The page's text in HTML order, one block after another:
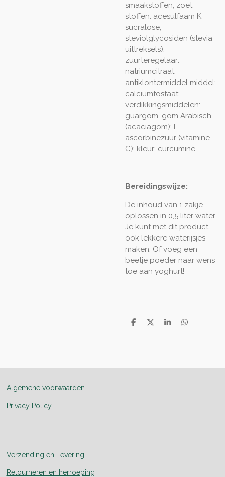
smaakstoffen; zoet
stoffen: acesulfaam K,
sucralose,
steviolglycosiden (stevia
uittreksels);
zuurteregelaar:
natriumcitraat;
antiklontermiddel middel:
calciumfosfaat;
verdikkingsmiddelen:
guargom, gom Arabisch
(acaciagom); L-
ascorbinezuur (vitamine
C); kleur: curcumine.
Bereidingswijze:
De inhoud van 1 zakje
oplossen in 0,5 liter water.
Je kunt met dit product
ook lekkere waterijsjes
maken. Of voeg een
beetje poeder naar wens
toe aan yoghurt!
D
D
S
D
Algemene voorwaarden
Privacy Policy
Verzending en Levering
Retourneren en herroeping